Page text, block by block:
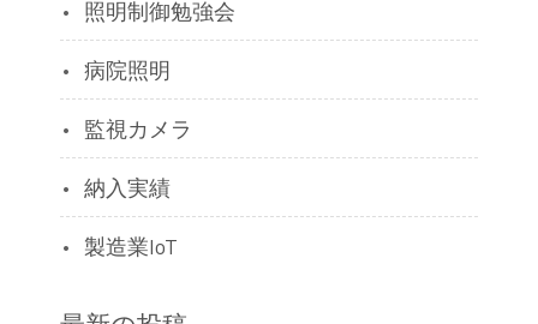
照明制御勉強会
病院照明
監視カメラ
納入実績
製造業IoT